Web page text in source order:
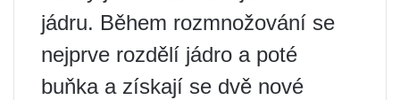
jádru. Během rozmnožování se
nejprve rozdělí jádro a poté
buňka a získají se dvě nové